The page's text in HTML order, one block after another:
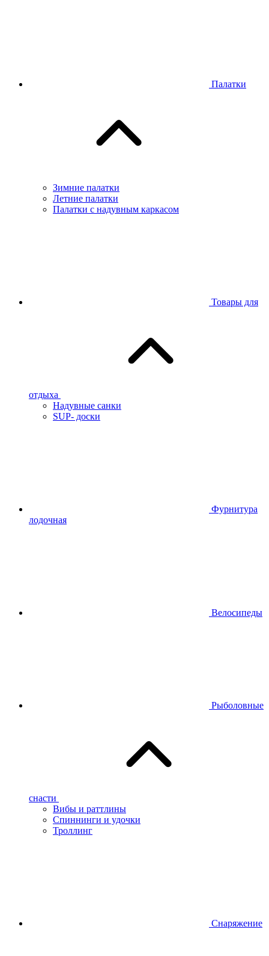
Палатки
Зимние палатки
Летние палатки
Палатки с надувным каркасом
Товары для
отдыха
Надувные санки
SUP- доски
Фурнитура
лодочная
Велосипеды
Рыболовные
снасти
Вибы и раттлины
Спиннинги и удочки
Троллинг
Снаряжение